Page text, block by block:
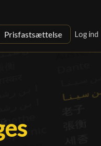
Prisfastsættelse Log ind